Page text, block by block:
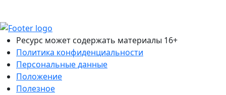
Ресурс может содержать материалы 16+
Политика конфиденциальности
Персональные данные
Положение
Полезное